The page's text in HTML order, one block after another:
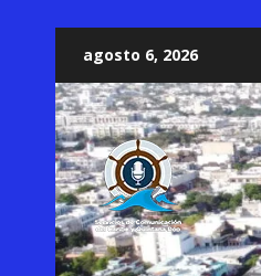
contenido
agosto 6, 2026